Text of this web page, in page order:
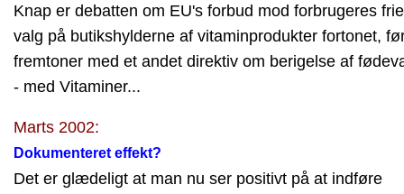
Knap er debatten om EU's forbud mod forbrugeres frie
valg på butikshylderne af vitaminprodukter fortonet,
fremtoner med et andet direktiv om berigelse af
- med Vitaminer...
Marts 2002:
Dokumenteret effekt?
Det er glædeligt at man nu ser positivt på at indføre